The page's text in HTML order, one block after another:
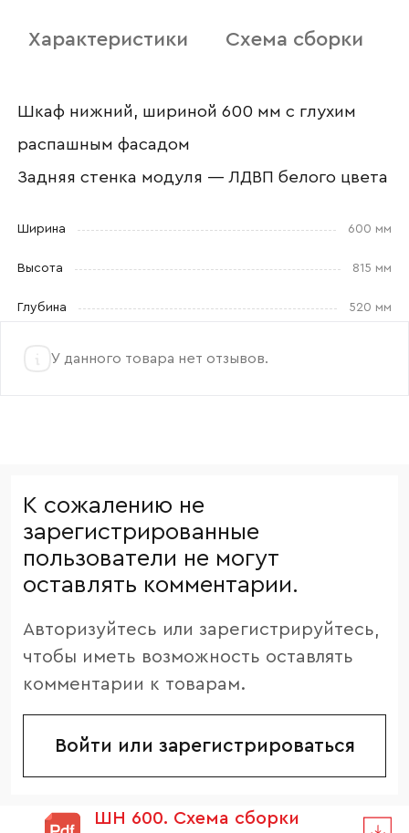
Характеристики Схема сборки
Шкаф нижний, шириной 600 мм с глухим
распашным фасадом
Задняя стенка модуля — ЛДВП белого цвета
Ширина 600 мм
Высота 815 мм
Глубина 520 мм
У данного товара нет отзывов.
К сожалению не
зарегистрированные
пользователи не могут
оставлять комментарии.
Авторизуйтесь или зарегистрируйтесь,
чтобы иметь возможность оставлять
комментарии к товарам.
Войти или зарегистрироваться
ШН 600. Схема сборки
Отправить